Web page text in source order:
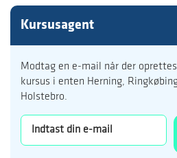
Kursusagent
Modtag en e-mail når der
kursus i enten Herning,
Holstebro.